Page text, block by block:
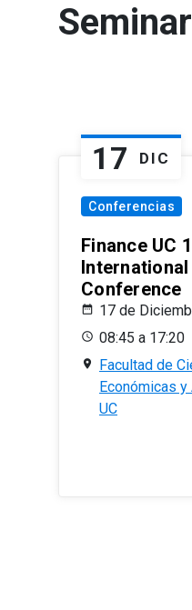
17 DIC
Conferencias
Finance UC
International
Conference
17 de
08:45 a 17:20
Facultad de
Económicas
UC